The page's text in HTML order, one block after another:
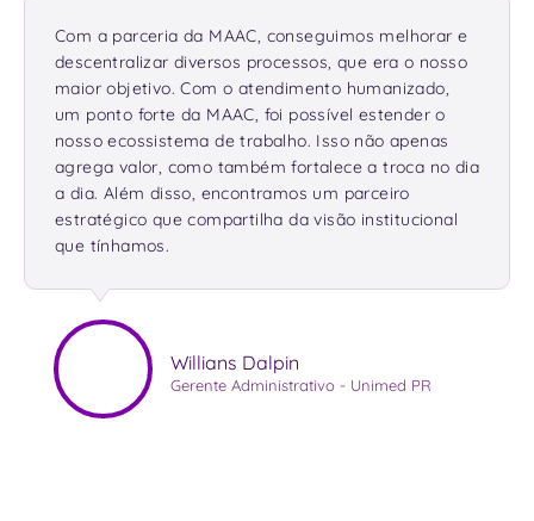
Com a parceria da MAAC, conseguimos melhorar e
descentralizar diversos processos, que era o nosso
maior objetivo. Com o atendimento humanizado,
um ponto forte da MAAC, foi possível estender o
nosso ecossistema de trabalho. Isso não apenas
agrega valor, como também fortalece a troca no dia
a dia. Além disso, encontramos um parceiro
estratégico que compartilha da visão institucional
que tínhamos.
Willians Dalpin
Gerente Administrativo - Unimed PR